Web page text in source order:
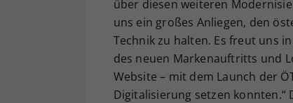
über diesen weiteren
uns ein großes Anliegen, den
Technik zu halten. Es freut uns
des neuen Markenauftritts und
Website – mit dem Launch der
Digitalisierung setzen konnten.“